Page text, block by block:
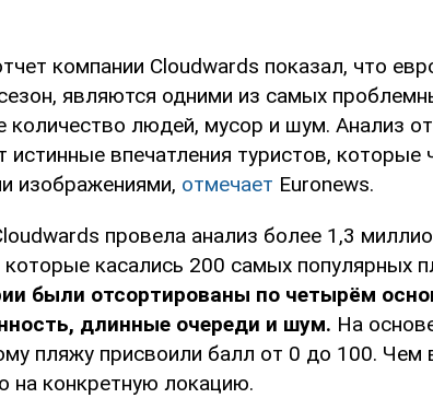
компании Cloudwards показал, что
являются одними из самых
количество людей, мусор и шум. Анализ
истинные впечатления туристов, которые
изображениями, отмечает Euronews.
провела анализ более 1,3
которые касались 200 самых популярных
были отсортированы по четырём
длинные очереди и шум. На
пляжу присвоили балл от 0 до 100.
на конкретную локацию.